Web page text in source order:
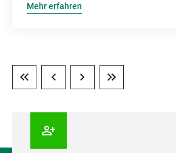
Mehr erfahren